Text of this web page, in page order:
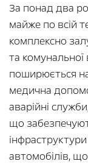
За понад два
майже по всій
комплексно
та комунальної
поширюється
медична
аварійні
що
інфраструктури
автомобілів,